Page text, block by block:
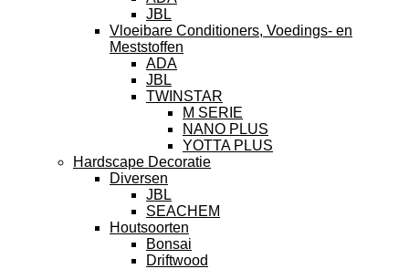
JBL
Vloeibare Conditioners, Voedings- en
Meststoffen
ADA
JBL
TWINSTAR
M SERIE
NANO PLUS
YOTTA PLUS
Hardscape Decoratie
Diversen
JBL
SEACHEM
Houtsoorten
Bonsai
Driftwood